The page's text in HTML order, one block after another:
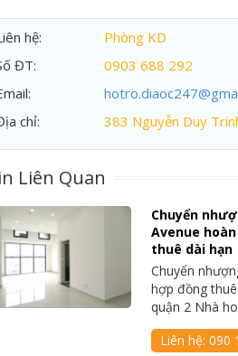
hệ:
Phòng KD
ĐT:
0903 688 292
chỉ:
383 Nguyễn Duy
Liên Quan
Chuyển
Avenue
thuê dài hạn
Chuyển
hợp đồng
quận 2 Nhà
Liên hệ:090